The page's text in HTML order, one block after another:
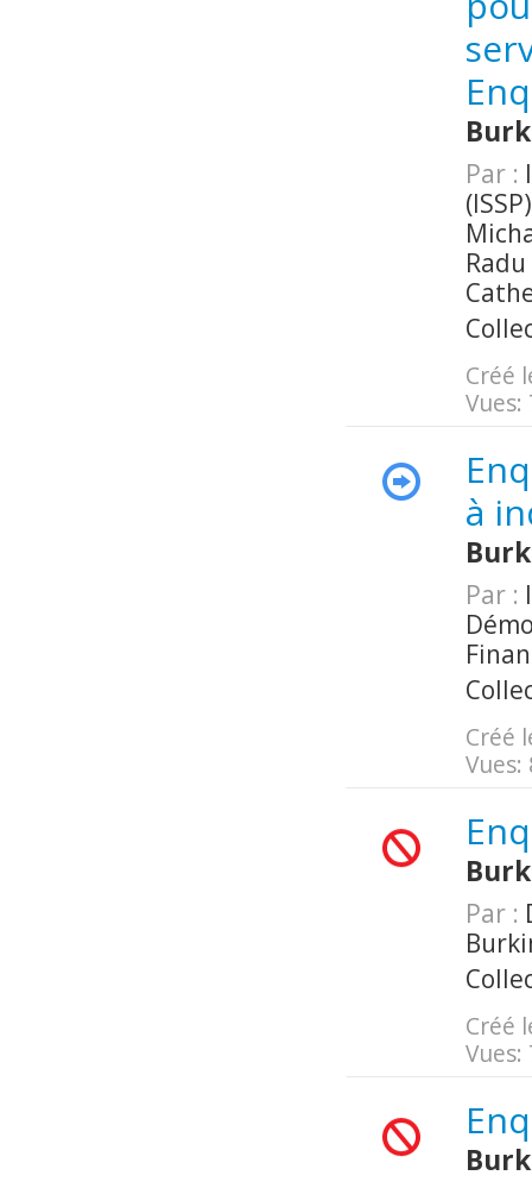
Par :
Créé
Vues:
à
Par :
Créé
Vues:
Par :
Créé
Vues: